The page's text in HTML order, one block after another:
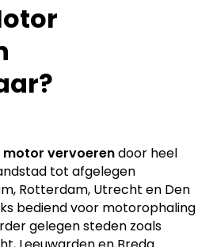
motor vervoerendoor heel
tot afgelegen
Rotterdam, Utrecht en Den
bediend voor motorophaling
gelegen steden zoals